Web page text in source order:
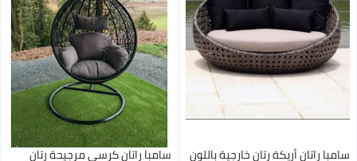
سامبا راتان أريكة رتان خارجية باللون سامبا راتان كرسي مرجيحة رتان